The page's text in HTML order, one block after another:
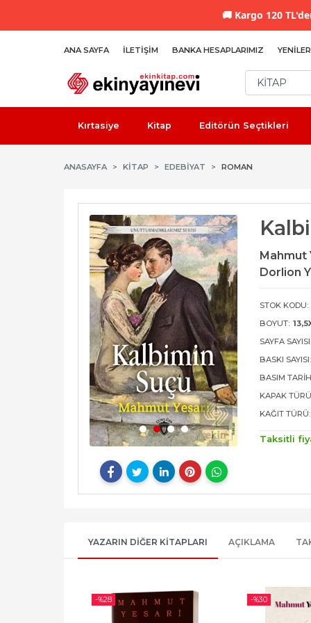
🚚 Kargo 120
ANA SAYFA İLETIŞIM BANKA HESAPLARIMIZ YENILER
Kırtasiye Kitap Editörün Seçtikleri
ANASAYFA KİTAP EDEBIYAT ROMAN
Mahmut
Dorlion
STOK KODU:
BOYUT:
SAYFA SAYISI:
BASKI SAYISI:
BASIM
KAPAK
KAĞIT TÜRÜ:
Taksitli
YAZARIN DIĞER KITAPLARI AÇIKLAMA
-%28 -%30